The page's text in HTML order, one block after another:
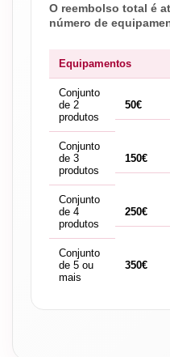
O reembolso total é
número de
Equipamentos
Conjunto
de 2
produtos
50€
Conjunto
de 3
produtos
150€
Conjunto
de 4
produtos
250€
Conjunto
de 5 ou
mais
350€